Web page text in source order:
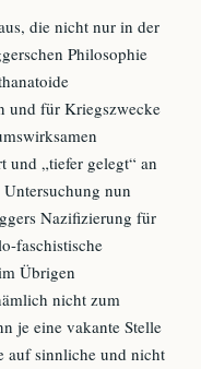
die nicht nur in der
Philosophie
und für Kriegszwecke
und „tiefer gelegt“ an
nun
Nazifizierung für
faschistische
Übrigen
nicht zum
je eine vakante Stelle
auf sinnliche und nicht